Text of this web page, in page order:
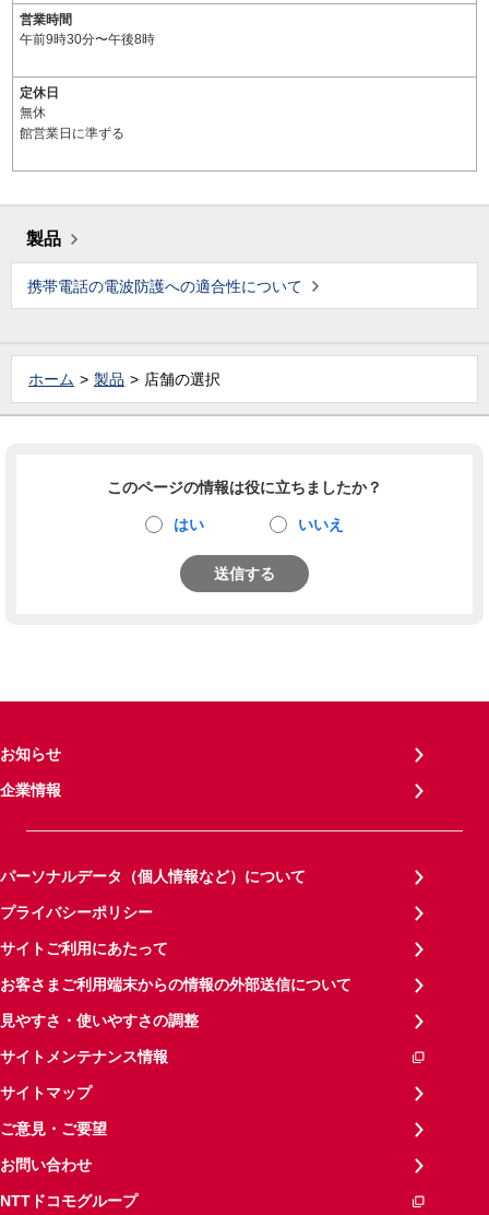
営業時間
午前9時30分〜午後8時
定休日
無休
館営業日に準ずる
製品
携帯電話の電波防護への適合性について
ホーム 製品 店舗の選択
このページの情報は役に立ちましたか？
はい いいえ
送信する
お知らせ
企業情報
パーソナルデータ（個人情報など）について
プライバシーポリシー
サイトご利用にあたって
お客さまご利用端末からの情報の外部送信について
見やすさ・使いやすさの調整
サイトメンテナンス情報
サイトマップ
ご意見・ご要望
お問い合わせ
NTTドコモグループ